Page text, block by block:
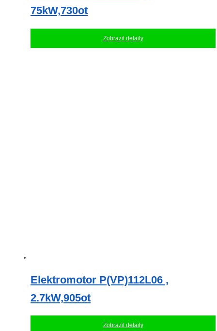
75kW,730ot
Zobrazit detaily
Elektromotor P(VP)112L06 ,
2.7kW,905ot
Zobrazit detaily